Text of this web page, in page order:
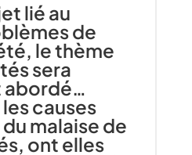
lié au
de
le thème
sera
causes
malaise de
ont elles